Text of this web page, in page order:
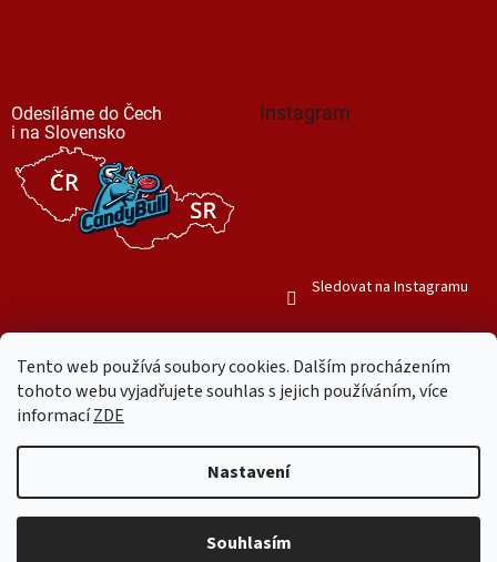
Tento web používá soubory cookies. Dalším procházením
tohoto webu vyjadřujete souhlas s jejich používáním, více
informacíZDE
Nastavení
Souhlasím
Odesíláme do Čech
i na Slovensko
Instagram
Sledovat na Instagramu
Copyright 2026Mr. Candy Bull. Všechna práva vyhrazena.Upravit
nastavení cookies